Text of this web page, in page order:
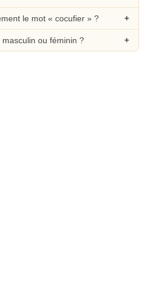
le mot « cocufier » ?
ou féminin ?